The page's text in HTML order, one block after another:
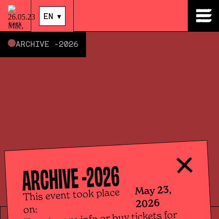
back
EN ▾
EN ▾
ARCHIVE -2026
ARCHIVE -2026
This event took place
on:
May 23,
2026